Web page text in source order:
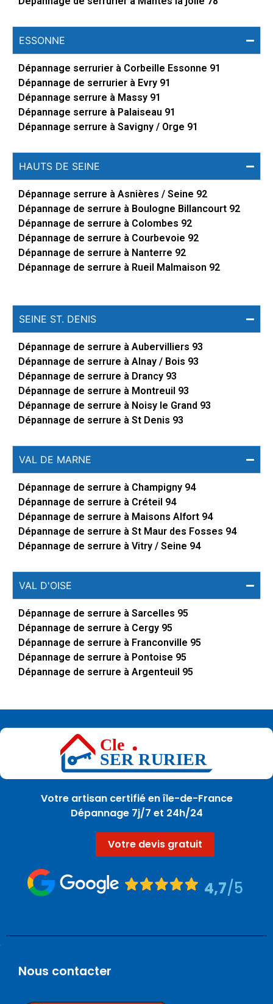
ESSONNE
Dépannage serrurier à Corbeille Essonne 91
Dépannage de serrurier à Evry 91
Dépannage serrure à Massy 91
Dépannage serrure à Palaiseau 91
Dépannage serrure à Savigny / Orge 91
HAUTS DE SEINE
Dépannage serrure à Asnières / Seine 92
Dépannage de serrure à Boulogne Billancourt 92
Dépannage de serrure à Colombes 92
Dépannage de serrure à Courbevoie 92
Dépannage de serrure à Nanterre 92
Dépannage de serrure à Rueil Malmaison 92
SEINE ST. DENIS
Dépannage de serrure à Aubervilliers 93
Dépannage de serrure à Alnay / Bois 93
Dépannage de serrure à Drancy 93
Dépannage de serrure à Montreuil 93
Dépannage de serrure à Noisy le Grand 93
Dépannage de serrure à St Denis 93
VAL DE MARNE
Dépannage de serrure à Champigny 94
Dépannage de serrure à Créteil 94
Dépannage de serrure à Maisons Alfort 94
Dépannage de serrure à St Maur des Fosses 94
Dépannage de serrure à Vitry / Seine 94
VAL D'OISE
Dépannage de serrure à Sarcelles 95
Dépannage de serrure à Cergy 95
Dépannage de serrure à Franconville 95
Dépannage de serrure à Pontoise 95
Dépannage de serrure à Argenteuil 95
Votre artisan certifié en île-de-France
Dépannage 7j/7 et 24h/24
Votre devis gratuit
4,7/5
Nous contacter